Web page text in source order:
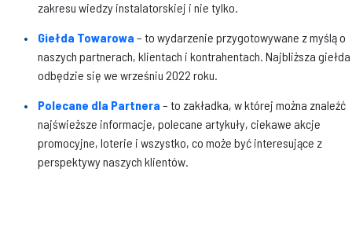
zakresu wiedzy instalatorskiej i nie tylko.
Giełda Towarowa – to wydarzenie przygotowywane z myślą o
naszych partnerach, klientach i kontrahentach. Najbliższa giełda
odbędzie się we wrześniu 2022 roku.
Polecane dla Partnera – to zakładka, w której można znaleźć
najświeższe informacje, polecane artykuły, ciekawe akcje
promocyjne, loterie i wszystko, co może być interesujące z
perspektywy naszych klientów.